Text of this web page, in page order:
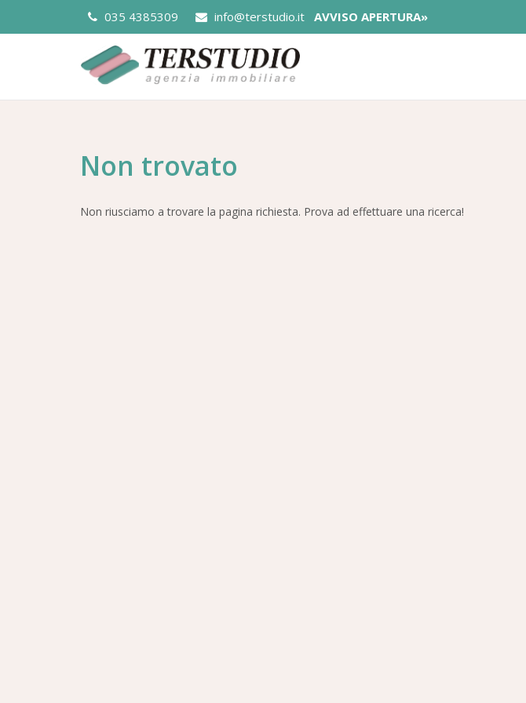
035 4385309 info@terstudio.it AVVISO APERTURA»
Non trovato
Non riusciamo a trovare la pagina richiesta. Prova ad effettuare una ricerca!